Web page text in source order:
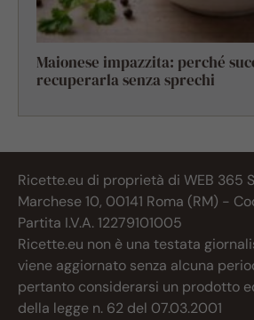
Maionese impazzita: perché
recuperarla senza sprechi
Ricette.eu di proprietà di WEB 365
Marchese 10, 00141 Roma (RM) -
Partita I.V.A. 12279101005
Ricette.eu non è una testata
viene aggiornato senza alcuna
pertanto considerarsi un prodotto
della legge n. 62 del 07.03.2001